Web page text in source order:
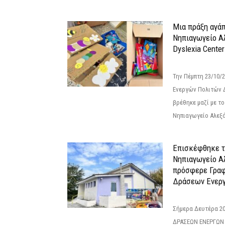
Μια πράξη
Νηπιαγωγείο
Dyslexia
Την Πέμπτη 23/
Ενεργών Πολιτών
βρέθηκε μαζί με
Νηπιαγωγείο
Επισκέφθηκε
Νηπιαγωγείο
πρόσφερε
Δράσεων
Σήμερα Δευτέρα
ΔΡΑΣΕΩΝ